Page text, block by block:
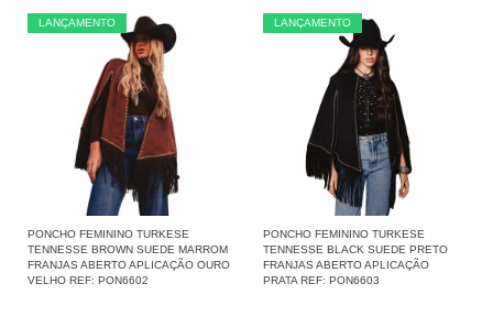
LANÇAMENTO
PONCHO FEMININO TURKESE
TENNESSE BROWN SUEDE MARROM
FRANJAS ABERTO APLICAÇÃO OURO
VELHO REF: PON6602
LANÇAMENTO
PONCHO FEMININO TURKESE
TENNESSE BLACK SUEDE PRETO
FRANJAS ABERTO APLICAÇÃO
PRATA REF: PON6603